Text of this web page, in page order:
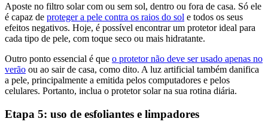
Aposte no filtro solar com ou sem sol, dentro ou fora de casa. Só ele
é capaz de proteger a pele contra os raios do sol e todos os seus
efeitos negativos. Hoje, é possível encontrar um protetor ideal para
cada tipo de pele, com toque seco ou mais hidratante.
Outro ponto essencial é que o protetor não deve ser usado apenas no
verão ou ao sair de casa, como dito. A luz artificial também danifica
a pele, principalmente a emitida pelos computadores e pelos
celulares. Portanto, inclua o protetor solar na sua rotina diária.
Etapa 5: uso de esfoliantes e limpadores